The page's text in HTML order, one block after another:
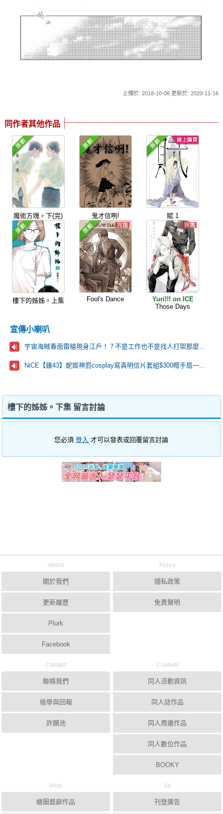
上傳於: 2018-10-08 更新於: 2020-11-16
同作者其他作品
魔術方塊。下(完) 鬼才信咧! 賦 1
樓下的姊姊。上集 Fool's Dance
Yuri!!! on ICE
Those Days
宣傳小喇叭
宇宙海賊春雨雷槍現身江戶！？不是工作也不是找人打架那麼到萬事屋的目的究竟是…？
NiCE【雞43】妮姬神罰cosplay寫真明信片套組$300贈手扇一把🩷
樓下的姊姊。下集 留言討論
您必須登入 才可以發表或回覆留言討論
About
關於我們
更新履歷
Plurk
Facebook
Policy
隱私政策
免責聲明
Contact
聯絡我們
檢舉與回報
許願池
Content
同人活動資訊
同人誌作品
同人周邊作品
同人數位作品
BOOKY
Help
繪圖藝廊作品
Ad
刊登廣告